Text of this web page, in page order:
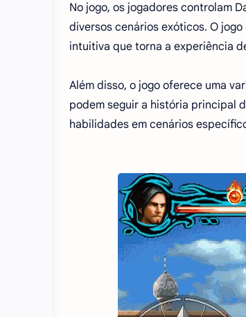
No jogo, os jogadores controlam
diversos cenários exóticos. O
intuitiva que torna a experiência
Além disso, o jogo oferece uma
podem seguir a história principal
habilidades em cenários